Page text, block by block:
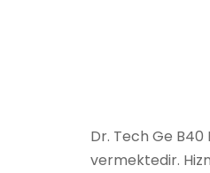
Dr. Tech Ge
vermektedir.